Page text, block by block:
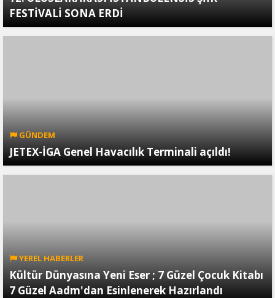
FESTİVALİ SONA ERDİ
GÜNDEM
JETEX-İGA Genel Havacılık Terminali açıldı!
YEREL HABERLER
Kültür Dünyasına Yeni Eser ; 7 Güzel Çocuk Kitabı
7 Güzel Aadm'dan Esinlenerek Hazırlandı